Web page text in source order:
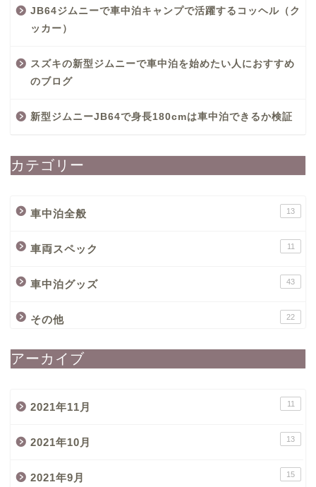
JB64ジムニーで車中泊キャンプで活躍するコッヘル（ク
ッカー）
スズキの新型ジムニーで車中泊を始めたい人におすすめ
のブログ
新型ジムニーJB64で身長180cmは車中泊できるか検証
カテゴリー
車中泊全般 13
車両スペック 11
車中泊グッズ 43
その他 22
アーカイブ
2021年11月 11
2021年10月 13
2021年9月 15